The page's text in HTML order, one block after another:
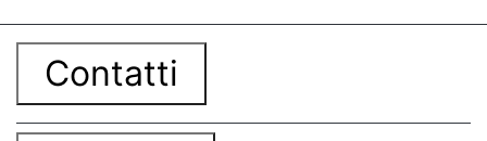
Contatti